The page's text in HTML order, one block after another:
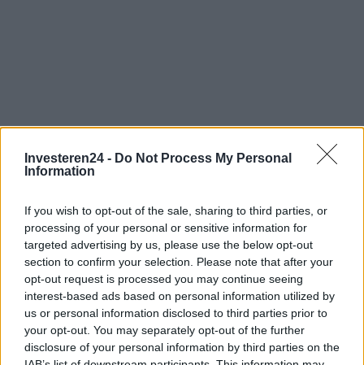
Investeren24 - Do Not Process My Personal
Information
If you wish to opt-out of the sale, sharing to third parties, or
processing of your personal or sensitive information for
targeted advertising by us, please use the below opt-out
section to confirm your selection. Please note that after your
opt-out request is processed you may continue seeing
interest-based ads based on personal information utilized by
us or personal information disclosed to third parties prior to
your opt-out. You may separately opt-out of the further
disclosure of your personal information by third parties on the
NEWS